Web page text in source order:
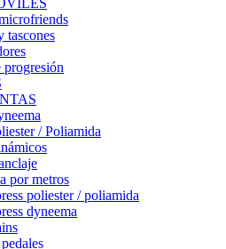
tascones
progresión
/ Poliamida
por metros
poliester / poliamida
dyneema